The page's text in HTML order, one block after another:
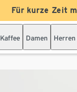
Für kurze Zeit
Kaffee Damen Herren